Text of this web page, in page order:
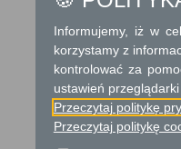
Informujemy, iż w
korzystamy z
kontrolować za
ustawień
Przeczytaj politykę
Przeczytaj politykę